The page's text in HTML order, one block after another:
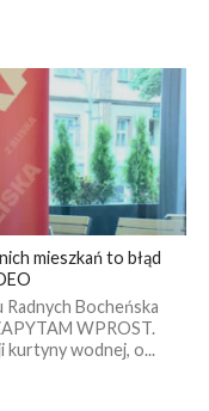
mieszkań to błąd
Radnych Bocheńska
WPROST.
kurtyny wodnej, o...